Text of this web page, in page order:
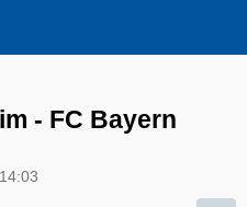
- FC Bayern